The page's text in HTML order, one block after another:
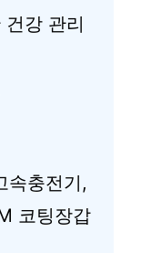
강 관리
속충전기,
코팅장갑